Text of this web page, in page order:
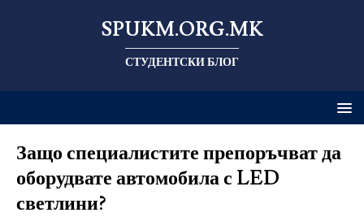
SPUKM.ORG.MK
СТУДЕНТСКИ БЛОГ
Защо специалистите препоръчват да
оборудвате автомобила с LED
светлини?